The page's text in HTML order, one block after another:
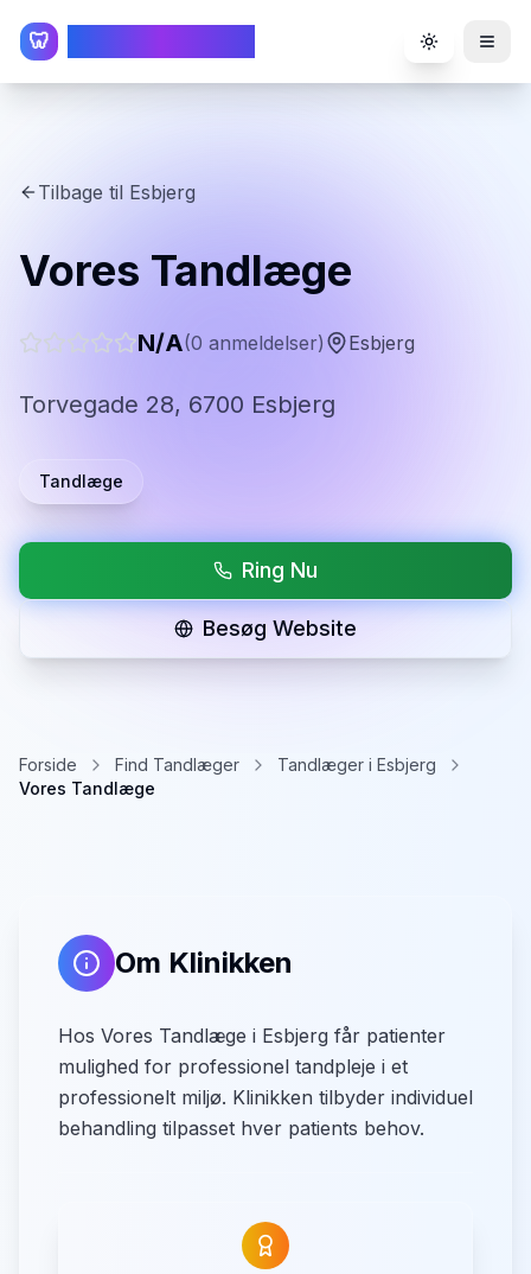
🦷 Toggle
Tilbage til Esbjerg
Vores Tandlæge
N/A(0 anmeldelser) Esbjerg
Torvegade 28, 6700 Esbjerg
Tandlæge
Ring Nu
Besøg Website
Forside Find Tandlæger
Tandlæger i Esbjerg
Vores Tandlæge
Om Klinikken
Hos Vores Tandlæge i Esbjerg får patienter
mulighed for professionel tandpleje i et
professionelt miljø. Klinikken tilbyder individuel
behandling tilpasset hver patients behov.